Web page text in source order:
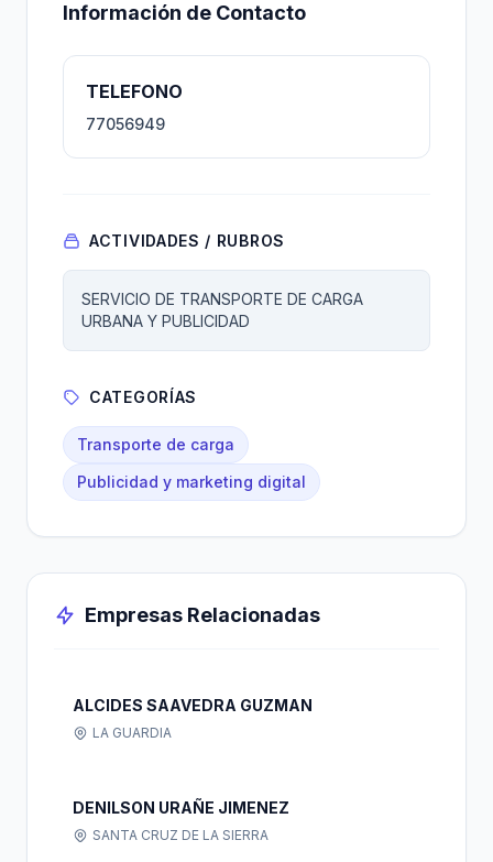
Información de Contacto
TELEFONO
77056949
ACTIVIDADES / RUBROS
SERVICIO DE TRANSPORTE DE CARGA
URBANA Y PUBLICIDAD
CATEGORÍAS
Transporte de carga
Publicidad y marketing digital
Empresas Relacionadas
ALCIDES SAAVEDRA GUZMAN
LA GUARDIA
DENILSON URAÑE JIMENEZ
SANTA CRUZ DE LA SIERRA